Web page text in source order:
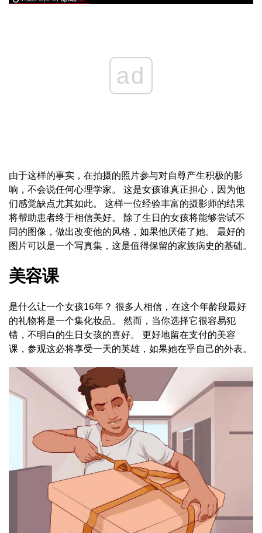
ad
由于这样的事实，在拍摄的照片参与对自尊产生积极的影
响，不会说任何心理学家。 这是女孩谁真正担心，因为他
们感觉缺点尤其如此。 这样一位经验丰富的摄影师的结果
将帮助患者终于相信美好。 除了生日的女孩将能够尝试不
同的图像，做出改变他的风格，如果他厌倦了她。 最好的
图片可以是一个写真集，这是值得保留的家族病史的基础。
美容课
是什么让一个女孩16年？ 很多人相信，在这个年龄段最好
的礼物将是一个集化妆品。 然而，当你选择它很容易犯
错，不明白的生日女孩的喜好。 更好地留在支付的美容
课，参观这必将享受一天的英雄，如果她在乎自己的外表。